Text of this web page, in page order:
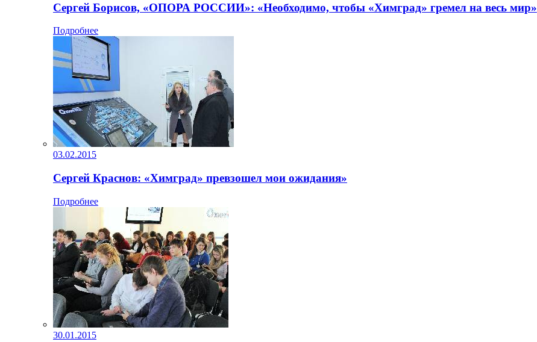
Сергей Борисов, «ОПОРА РОССИИ»: «Необходимо, чтобы «Химград» гремел на весь мир»
Подробнее
03.02.2015
Сергей Краснов: «Химград» превзошел мои ожидания»
Подробнее
30.01.2015